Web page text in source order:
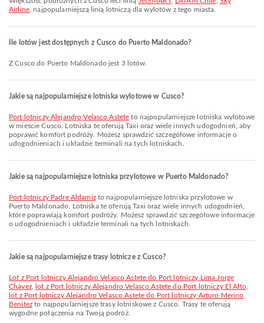
Airline, najpopularniejszą linią lotniczą dla wylotów z tego miasta.
Ile lotów jest dostępnych z Cusco do Puerto Maldonado?
Z Cusco do Puerto Maldonado jest 3 lotów.
Jakie są najpopularniejsze lotniska wylotowe w Cusco?
Port lotniczy Alejandro Velasco Astete to najpopularniejsze lotniska wylotowe
w mieście Cusco. Lotniska te oferują Taxi oraz wiele innych udogodnień, aby
poprawić komfort podróży. Możesz sprawdzić szczegółowe informacje o
udogodnieniach i układzie terminali na tych lotniskach.
Jakie są najpopularniejsze lotniska przylotowe w Puerto Maldonado?
Port lotniczy Padre Aldamizto najpopularniejsze lotniska przylotowe w
Puerto Maldonado. Lotniska te oferują Taxi oraz wiele innych udogodnień,
które poprawiają komfort podróży. Możesz sprawdzić szczegółowe informacje
o udogodnieniach i układzie terminali na tych lotniskach.
Jakie są najpopularniejsze trasy lotnicze z Cusco?
lot z Port lotniczy Alejandro Velasco Astete do Port lotniczy Lima Jorge
Chávez, lot z Port lotniczy Alejandro Velasco Astete do Port lotniczy El Alto,
lot z Port lotniczy Alejandro Velasco Astete do Port lotniczy Arturo Merino
Benítezto najpopularniejsze trasy lotniskowe z Cusco. Trasy te oferują
wygodne połączenia na Twoją podróż.